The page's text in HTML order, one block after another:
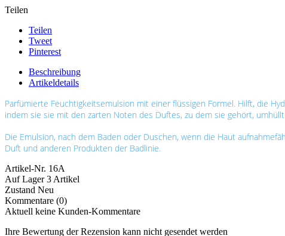
Teilen
Teilen
Tweet
Pinterest
Beschreibung
Artikeldetails
Parfümierte Feuchtigkeitsemulsion mit einer flüssigen Formel. Hilft, die
indem sie sie mit den zarten Noten des Duftes, zu dem sie gehört,
Die Emulsion, nach dem Baden oder Duschen, wenn die Haut
Duft und anderen Produkten der Badlinie.
Artikel-Nr. 16A
Auf Lager 3 Artikel
Zustand Neu
Kommentare (0)
Aktuell keine Kunden-Kommentare
Ihre Bewertung der Rezension kann nicht gesendet werden